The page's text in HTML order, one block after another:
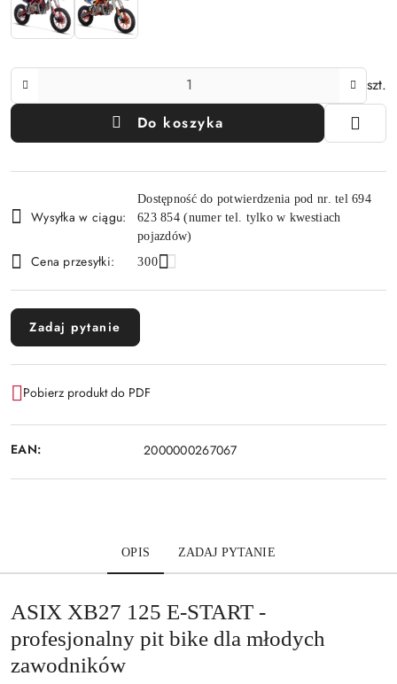
szt.
Do koszyka
i
dostawa
Wysyłka w ciągu:
Dostępność do potwierdzenia pod nr. tel 694
623 854 (numer tel. tylko w kwestiach
pojazdów)
Cena przesyłki: 300
Zadaj pytanie
Pobierz produkt do PDF
EAN: 2000000267067
OPIS ZADAJ PYTANIE
ASIX XB27 125 E-START -
profesjonalny pit bike dla młodych
zawodników